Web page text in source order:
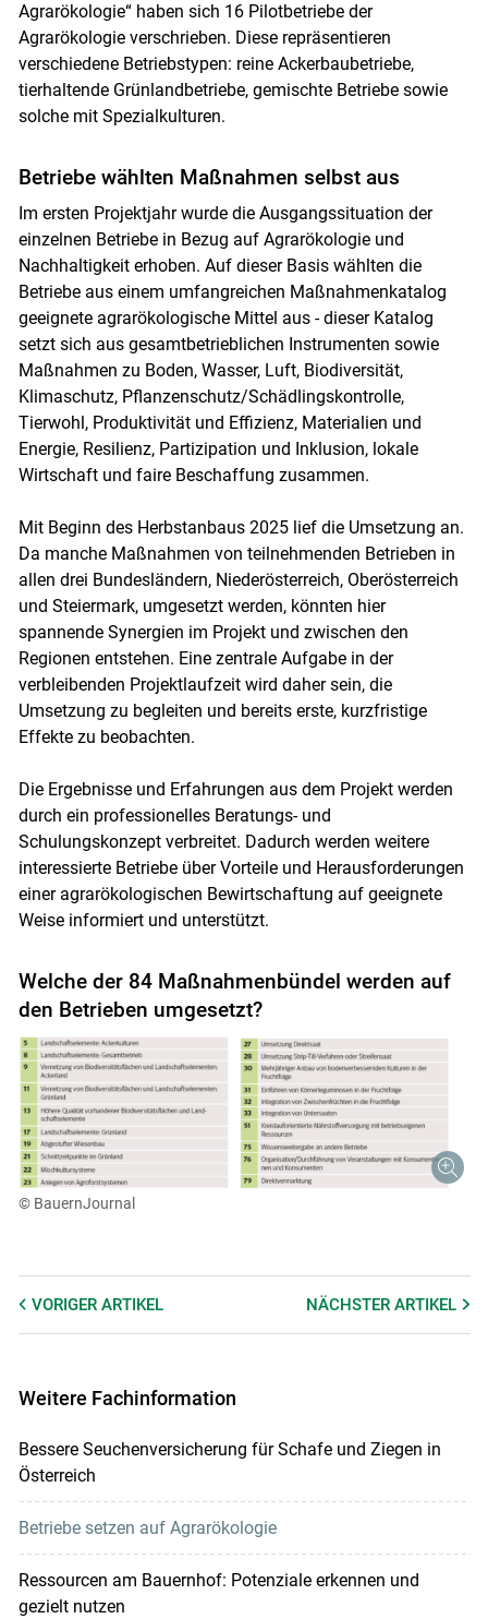
Agrarökologie“ haben sich 16 Pilotbetriebe der
Agrarökologie verschrieben. Diese repräsentieren
verschiedene Betriebstypen: reine Ackerbaubetriebe,
tierhaltende Grünlandbetriebe, gemischte Betriebe sowie
solche mit Spezialkulturen.
Betriebe wählten Maßnahmen selbst aus
Im ersten Projektjahr wurde die Ausgangssituation der
einzelnen Betriebe in Bezug auf Agrarökologie und
Nachhaltigkeit erhoben. Auf dieser Basis wählten die
Betriebe aus einem umfangreichen Maßnahmenkatalog
geeignete agrarökologische Mittel aus - dieser Katalog
setzt sich aus gesamtbetrieblichen Instrumenten sowie
Maßnahmen zu Boden, Wasser, Luft, Biodiversität,
Klimaschutz, Pflanzenschutz/Schädlingskontrolle,
Tierwohl, Produktivität und Effizienz, Materialien und
Energie, Resilienz, Partizipation und Inklusion, lokale
Wirtschaft und faire Beschaffung zusammen.
Mit Beginn des Herbstanbaus 2025 lief die Umsetzung an.
Da manche Maßnahmen von teilnehmenden Betrieben in
allen drei Bundesländern, Niederösterreich, Oberösterreich
und Steiermark, umgesetzt werden, könnten hier
spannende Synergien im Projekt und zwischen den
Regionen entstehen. Eine zentrale Aufgabe in der
verbleibenden Projektlaufzeit wird daher sein, die
Umsetzung zu begleiten und bereits erste, kurzfristige
Effekte zu beobachten.
Die Ergebnisse und Erfahrungen aus dem Projekt werden
durch ein professionelles Beratungs- und
Schulungskonzept verbreitet. Dadurch werden weitere
interessierte Betriebe über Vorteile und Herausforderungen
einer agrarökologischen Bewirtschaftung auf geeignete
Weise informiert und unterstützt.
Welche der 84 Maßnahmenbündel werden auf
den Betrieben umgesetzt?
© BauernJournal
VORIGER ARTIKEL NÄCHSTERARTIKEL
Weitere Fachinformation
Bessere Seuchenversicherung für Schafe und Ziegen in
Österreich
Betriebe setzen auf Agrarökologie
Ressourcen am Bauernhof: Potenziale erkennen und
gezielt nutzen